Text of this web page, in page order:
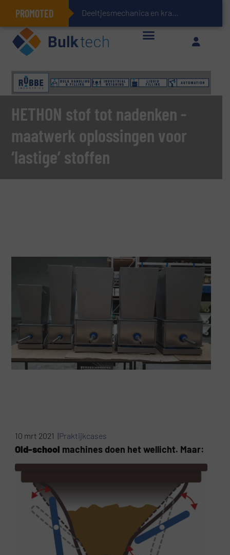
PROMOTED Deeltjesmechanica en krachtnetwerken in stortgoederen
Geïntegreerde doserings- en weegsystemen: Efficiëntie, kwaliteit en duurzaamheid in één oogopslag
HETHON stof tot nadenken -
maatwerk oplossingen voor
‘lastige’ stoffen
10 mrt 2021 |Praktijkcases
Old-school machines doen het wellicht. Maar: